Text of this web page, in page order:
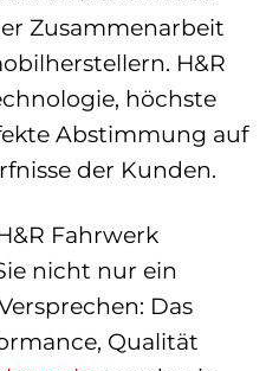
Zusammenarbeit
H&R
höchste
Abstimmung auf
der Kunden.
Fahrwerk
nicht nur ein
Das
Qualität